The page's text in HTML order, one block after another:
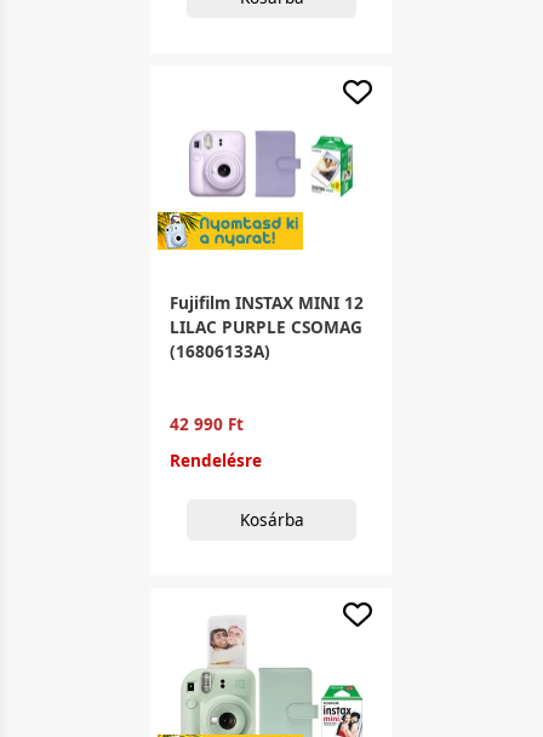
Fujifilm INSTAX MINI 12
LILAC PURPLE CSOMAG
(16806133A)
42 990 Ft
Rendelésre
Kosárba